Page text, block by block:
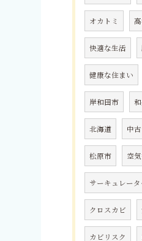
オカトミ
快適な生活
健康な住まい
岸和田市
北海道 中
松原市 空
サーキュレータ
クロスカビ
カビリスク